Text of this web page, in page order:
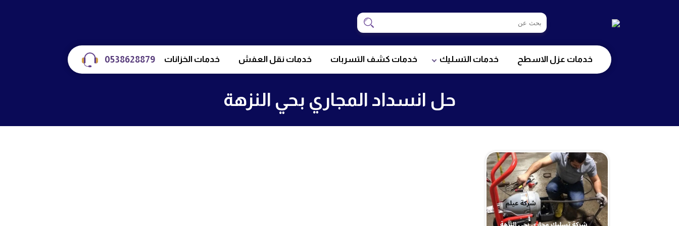
ابحث
ابحث
خدمات عزل الاسطح خدمات التسليك خدمات كشف التسربات خدمات نقل العفش خدمات الخزانات 0538628879
حل انسداد المجاري بحي النزهة